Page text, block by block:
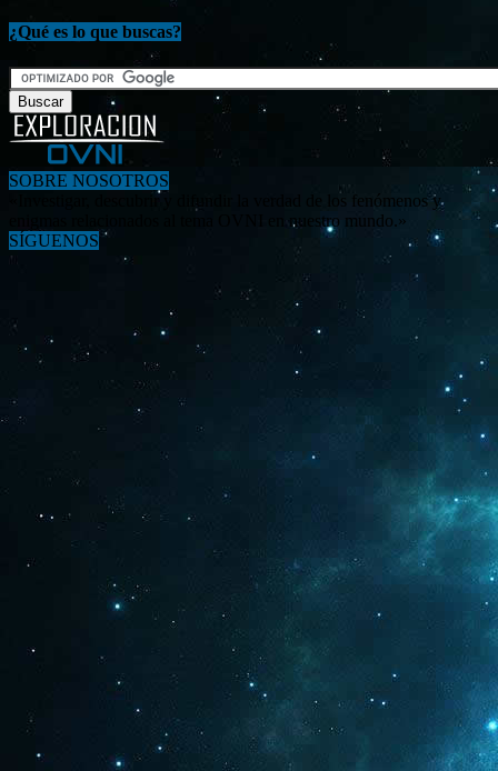
¿Qué es lo que buscas?
SOBRE NOSOTROS
«Investigar, descubrir y difundir la verdad de los fenómenos y
enigmas relacionados al tema OVNI en nuestro mundo.»
SÍGUENOS